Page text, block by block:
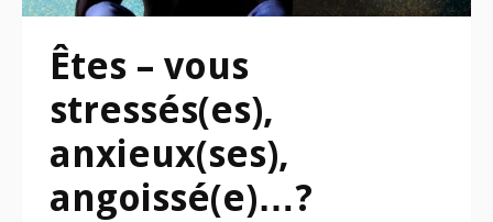
Êtes – vous
stressés(es),
anxieux(ses),
angoissé(e)…?